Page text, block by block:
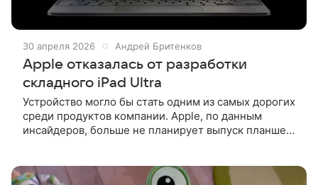
30 апреля 2026 Андрей Бритенков
Apple отказалась от разработки
складного iPad Ultra
Устройство могло бы стать одним из самых дорогих
среди продуктов компании. Apple, по данным
инсайдеров, больше не планирует выпуск планшета